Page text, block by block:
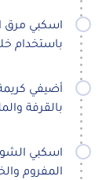
اسكبي مرق
باستخدام
أضيفي
بالقرفة
اسكبي
المفروم